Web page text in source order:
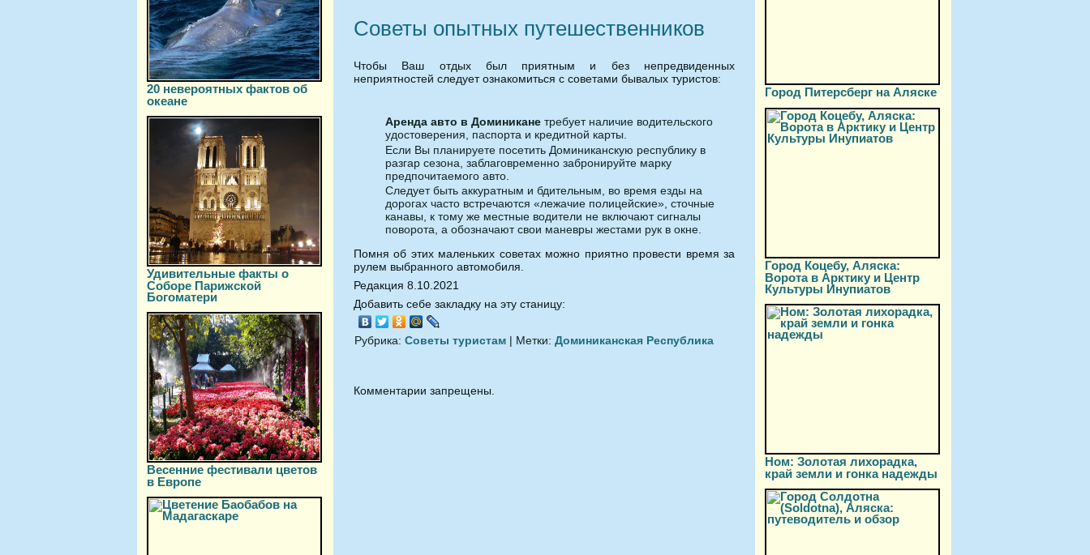
20 невероятных фактов об
океане
Удивительные факты о
Соборе Парижской
Богоматери
Весенние фестивали цветов
в Европе
Советы опытных путешественников
Чтобы Ваш отдых был приятным и без непредвиденных
неприятностей следует ознакомиться с советами бывалых туристов:
Аренда авто в Доминикане требует наличие водительского
удостоверения, паспорта и кредитной карты.
Если Вы планируете посетить Доминиканскую республику в
разгар сезона, заблаговременно забронируйте марку
предпочитаемого авто.
Следует быть аккуратным и бдительным, во время езды на
дорогах часто встречаются «лежачие полицейские», сточные
канавы, к тому же местные водители не включают сигналы
поворота, а обозначают свои маневры жестами рук в окне.
Помня об этих маленьких советах можно приятно провести время за
рулем выбранного автомобиля.
Редакция 8.10.2021
Добавить себе закладку на эту станицу:
Рубрика: Советы туристам | Метки: Доминиканская Республика
Комментарии запрещены.
Город Питерсберг на Аляске
Город Коцебу, Аляска:
Ворота в Арктику и Центр
Культуры Инупиатов
Ном: Золотая лихорадка,
край земли и гонка надежды